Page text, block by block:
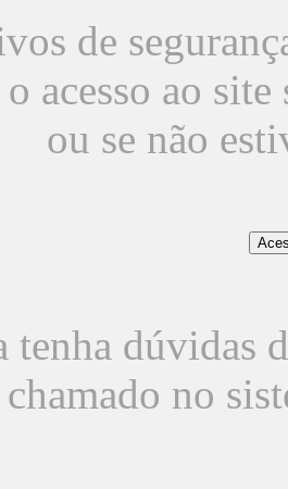
de
o acesso ao
ou se não
tenha dúvidas
no